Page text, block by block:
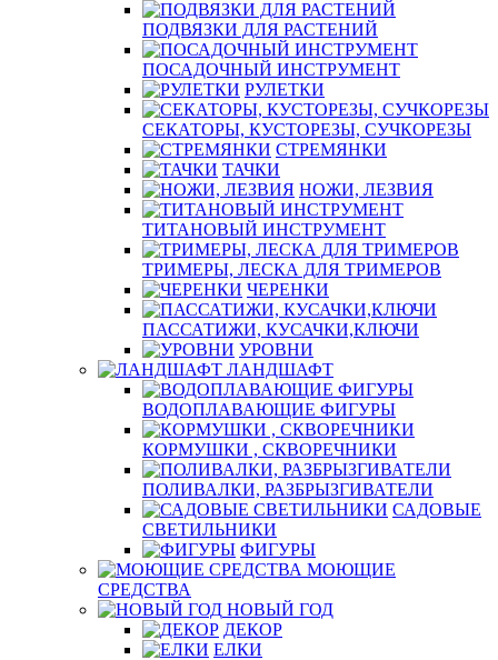
ПОДВЯЗКИ ДЛЯ РАСТЕНИЙ
ПОСАДОЧНЫЙ ИНСТРУМЕНТ
РУЛЕТКИ
СЕКАТОРЫ, КУСТОРЕЗЫ, СУЧКОРЕЗЫ
СТРЕМЯНКИ
ТАЧКИ
НОЖИ, ЛЕЗВИЯ
ТИТАНОВЫЙ ИНСТРУМЕНТ
ТРИМЕРЫ, ЛЕСКА ДЛЯ ТРИМЕРОВ
ЧЕРЕНКИ
ПАССАТИЖИ, КУСАЧКИ,КЛЮЧИ
УРОВНИ
ЛАНДШАФТ
ВОДОПЛАВАЮЩИЕ ФИГУРЫ
КОРМУШКИ , СКВОРЕЧНИКИ
ПОЛИВАЛКИ, РАЗБРЫЗГИВАТЕЛИ
САДОВЫЕ
СВЕТИЛЬНИКИ
ФИГУРЫ
МОЮЩИЕ
СРЕДСТВА
НОВЫЙ ГОД
ДЕКОР
ЕЛКИ